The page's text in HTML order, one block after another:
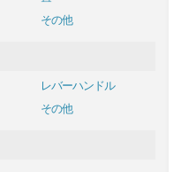
その他
レバーハンドル
その他